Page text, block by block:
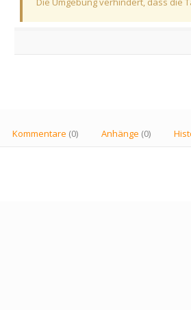
Kommentare (0) Anhänge (0)